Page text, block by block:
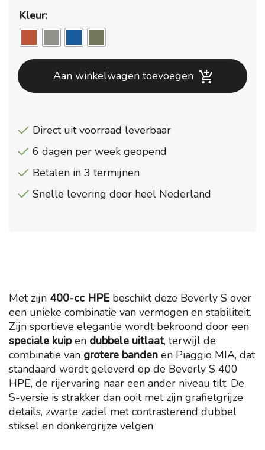
Kleur:
Aan winkelwagen toevoegen
Direct uit voorraad leverbaar
6 dagen per week geopend
Betalen in 3 termijnen
Snelle levering door heel Nederland
Met zijn 400-cc HPE beschikt deze Beverly S over
een unieke combinatie van vermogen en stabiliteit.
Zijn sportieve elegantie wordt bekroond door een
speciale kuipen dubbele uitlaat, terwijl de
combinatie van grotere banden en Piaggio MIA, dat
standaard wordt geleverd op de Beverly S 400
HPE, de rijervaring naar een ander niveau tilt. De
S-versie is strakker dan ooit met zijn grafietgrijze
details, zwarte zadel met contrasterend dubbel
stiksel en donkergrijze velgen